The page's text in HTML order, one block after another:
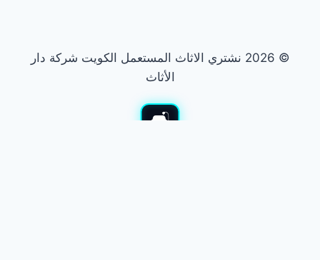
© 2026 نشتري الاثاث المستعمل الكويت شركة دار
الأثاث